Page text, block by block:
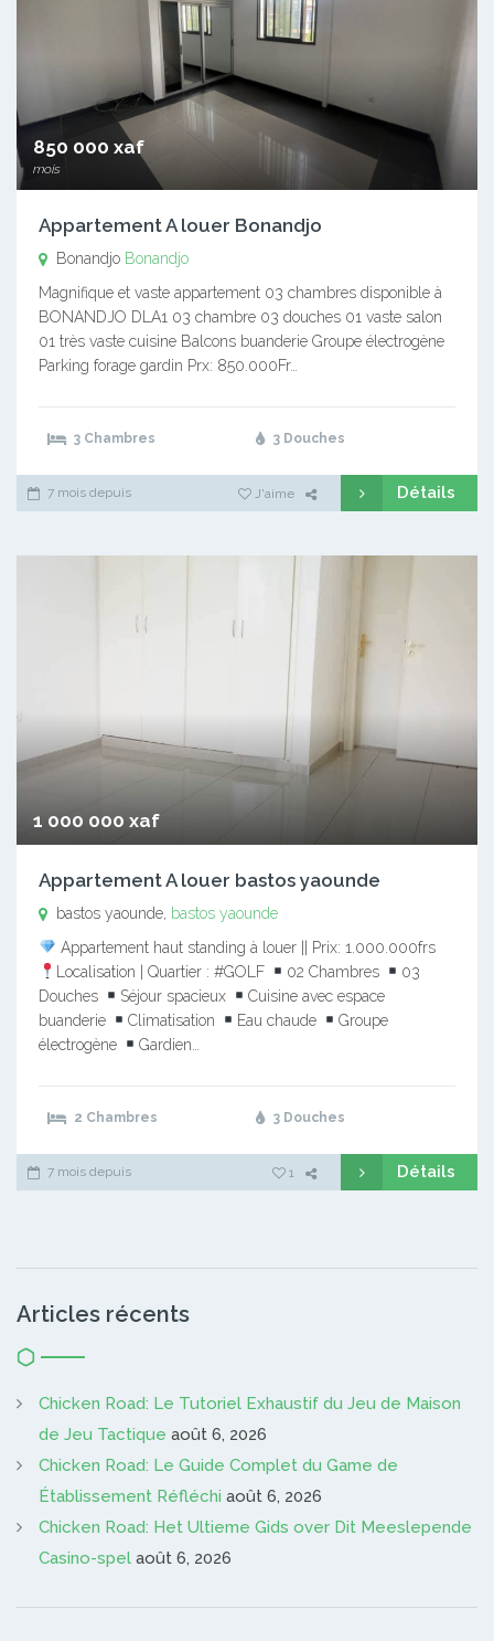
850 000 xaf
mois
Appartement A louer Bonandjo
Bonandjo Bonandjo
Magnifique et vaste appartement 03 chambres disponible à
BONANDJO DLA1 03 chambre 03 douches 01 vaste salon
01 très vaste cuisine Balcons buanderie Groupe électrogène
Parking forage gardin Prx: 850.000Fr…
3 Chambres 3 Douches
7 mois depuis J'aime Détails
1 000 000 xaf
Appartement A louer bastos yaounde
bastos yaounde, bastos yaounde
Appartement haut standing à louer || Prix: 1.000.000frs
Localisation | Quartier : #GOLF
02 Chambres
03
Douches
Séjour spacieux
Cuisine avec espace
buanderie
Climatisation Eau chaude
Groupe
électrogène
Gardien…
2 Chambres 3 Douches
7 mois depuis 1 Détails
Articles récents
Chicken Road: Le Tutoriel Exhaustif du Jeu de Maison
de Jeu Tactique août 6, 2026
Chicken Road: Le Guide Complet du Game de
Établissement Réfléchi août 6, 2026
Chicken Road: Het Ultieme Gids over Dit Meeslepende
Casino-spel août 6, 2026